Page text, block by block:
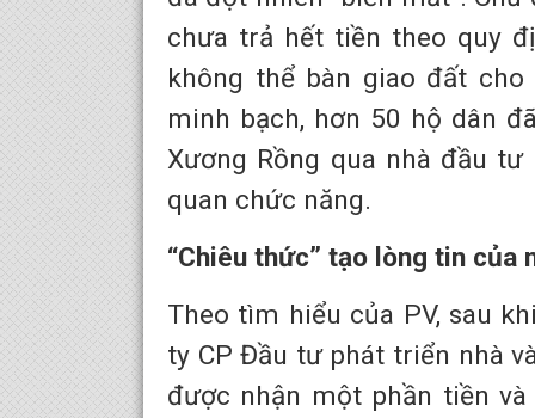
chưa trả hết tiền theo quy
không thể bàn giao đất
minh bạch, hơn 50 hộ dân
Xương Rồng qua nhà đầu
quan chức năng.
“Chiêu thức” tạo lòng tin của
Theo tìm hiểu của PV, sau
ty CP Đầu tư phát triển nhà
được nhận một phần tiền